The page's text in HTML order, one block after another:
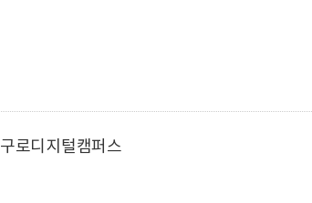
구로디지털캠퍼스